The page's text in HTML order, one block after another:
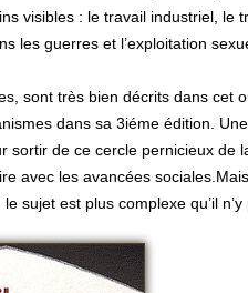
visibles : le travail industriel, le
les guerres et l’exploitation
sont très bien décrits dans cet
dans sa 3iéme édition.
sortir de ce cercle pernicieux de
avec les avancées
sujet est plus complexe qu’il n’y